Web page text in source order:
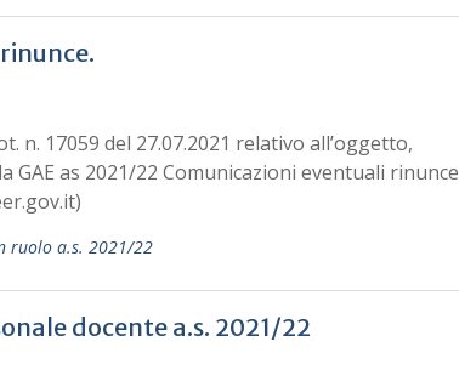
n. 17059 del 27.07.2021 relativo all’oggetto,
as 2021/22 Comunicazioni eventuali rinunce
ruolo a.s. 2021/22
docente a.s. 2021/22